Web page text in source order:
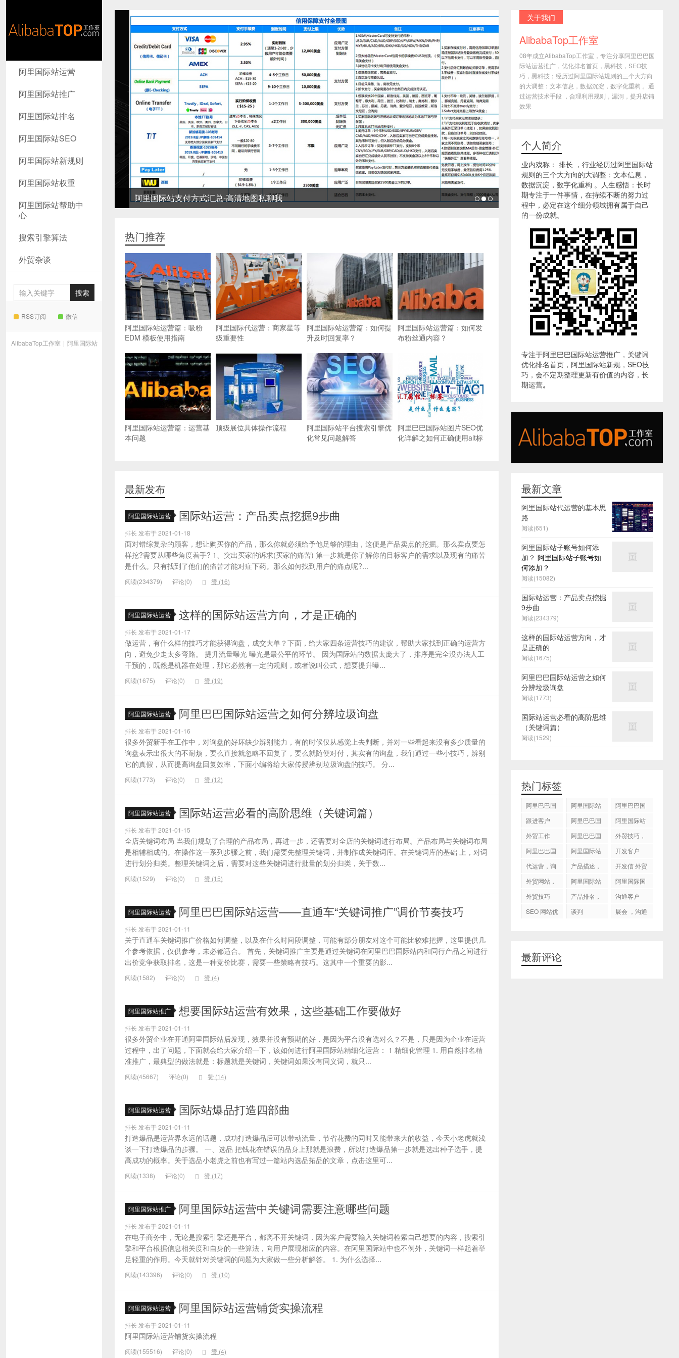
AlibabaTop
工作室
阿里国际站运营
阿里国际站推广
阿里国际站排名
阿里国际站SEO
阿里国际站新规则
阿里国际站权重
阿里国际站帮助中
心
搜索引擎算法
外贸杂谈
RSS订阅 微信
AlibabaTop工作室 | 阿里国际站
阿里国际站支付方式汇总-高清地图私聊我
热门推荐
阿里国际站运营篇：吸粉
EDM 模板使用指南
阿里国际代运营：商家星等
级重要性
阿里国际站运营篇：如何提
升及时回复率？
阿里国际站运营篇：如何发
布粉丝通内容？
阿里国际站运营篇：运营基
本问题
顶级展位具体操作流程
阿里国际站平台搜索引擎优
化常见问题解答
阿里巴巴国际站图片SEO优
化详解之如何正确使用alt标
最新发布
阿里国际站运营 国际站运营：产品卖点挖掘9步曲
排长 发布于 2021-01-18
面对错综复杂的顾客，想让购买你的产品，那么你就必须给予他足够的理由，这便是产品卖点的挖掘。那么卖点要怎
样挖?需要从哪些角度着手? 1、突出买家的诉求(买家的痛苦) 第一步就是你了解你的目标客户的需求以及现有的痛苦
是什么。只有找到了他们的痛苦才能对症下药。那么如何找到用户的痛点呢?...
阅读(234379) 评论(0) 赞 (16)
阿里国际站运营 这样的国际站运营方向，才是正确的
排长 发布于 2021-01-17
做运营，有什么样的技巧才能获得询盘，成交大单？下面，给大家四条运营技巧的建议，帮助大家找到正确的运营方
向，避免少走太多弯路。 提升流量曝光 曝光是最公平的环节。 因为国际站的数据太庞大了，排序是完全没办法人工
干预的，既然是机器在处理，那它必然有一定的规则，或者说叫公式，想要提升曝...
阅读(1675) 评论(0) 赞 (19)
阿里国际站运营 阿里巴巴国际站运营之如何分辨垃圾询盘
排长 发布于 2021-01-16
很多外贸新手在工作中，对询盘的好坏缺少辨别能力，有的时候仅从感觉上去判断，并对一些看起来没有多少质量的
询盘表示出很大的不耐烦，要么直接就忽略不回复了，要么就随便对付，其实有的询盘，我们通过一些小技巧，辨别
它的真假，从而提高询盘回复效率，下面小编将给大家传授辨别垃圾询盘的技巧。 分...
阅读(1773) 评论(0) 赞 (12)
阿里国际站运营 国际站运营必看的高阶思维（关键词篇）
排长 发布于 2021-01-15
全店关键词布局 当我们规划了合理的产品布局，再进一步，还需要对全店的关键词进行布局。产品布局与关键词布局
是相辅相成的。在操作这一系列步骤之前，我们需要先整理关键词，并制作成关键词库。在关键词库的基础 上，对词
进行划分归类。整理关键词之后，需要对这些关键词进行批量的划分归类，关于数...
阅读(1529) 评论(0) 赞 (15)
阿里国际站运营 阿里巴巴国际站运营——直通车“关键词推广”调价节奏技巧
排长 发布于 2021-01-11
关于直通车关键词推广价格如何调整，以及在什么时间段调整，可能有部分朋友对这个可能比较难把握，这里提供几
个参考依据，仅供参考，未必都适合。 首先，关键词推广主要是通过关键词在阿里巴巴国际站内和同行产品之间进行
出价竞争获取排名，这是一种竞价比赛，需要一些策略有技巧。这其中一个重要的影...
阅读(1582) 评论(0) 赞 (4)
阿里国际站推广 想要国际站运营有效果，这些基础工作要做好
排长 发布于 2021-01-11
很多外贸企业在开通阿里国际站后发现，效果并没有预期的好，是因为平台没有选对么？不是，只是因为企业在运营
过程中，出了问题，下面就会给大家介绍一下，该如何进行阿里国际站精细化运营： 1 精细化管理 1. 用自然排名精
准推广，最典型的做法就是：标题就是关键词，关键词如果没有同义词，就只...
阅读(45667) 评论(0) 赞 (14)
阿里国际站运营 国际站爆品打造四部曲
排长 发布于 2021-01-11
打造爆品是运营界永远的话题，成功打造爆品后可以带动流量，节省花费的同时又能带来大的收益，今天小老虎就浅
谈一下打造爆品的步骤。 一、选品 把钱花在错误的品身上那就是浪费，所以打造爆品第一步就是选出种子选手，提
高成功的概率。关于选品小老虎之前也有写过一篇站内选品拓品的文章，点击这里可...
阅读(1338) 评论(0) 赞 (17)
阿里国际站推广 阿里国际站运营中关键词需要注意哪些问题
排长 发布于 2021-01-11
在电子商务中，无论是搜索引擎还是平台，都离不开关键词，因为客户需要输入关键词检索自己想要的内容，搜索引
擎和平台根据信息相关度和自身的一些算法，向用户展现相应的内容。在阿里国际站中也不例外，关键词一样起着举
足轻重的作用。今天就针对关键词的问题为大家做一些分析解答。 1. 为什么选择...
阅读(143396) 评论(0) 赞 (10)
阿里国际站运营 阿里国际站运营铺货实操流程
排长 发布于 2021-01-11
阿里国际站运营铺货实操流程
阅读(155516) 评论(0) 赞 (4)
关于我们
AlibabaTop工作室
08年成立AlibabaTop工作室，专注分享阿里巴巴国
际站运营推广，优化排名首页，黑科技，SEO技
巧，黑科技；经历过阿里国际站规则的三个大方向
的大调整：文本信息，数据沉淀，数字化重构 。通
过运营技术手段 ，合理利用规则，漏洞，提升店铺
效果
个人简介
业内戏称： 排长 ，行业经历过阿里国际站
规则的三个大方向的大调整：文本信息，
数据沉淀，数字化重构 。人生感悟：长时
期专注于一件事情，在持续不断的努力过
程中，必定在这个细分领域拥有属于自己
的一份成就。
专注于阿里巴巴国际站运营推广，关键词
优化排名首页，阿里国际站新规，SEO技
巧，会不定期整理更新有价值的内容，长
期运营。
最新文章
阿里国际站代运营的基本思
路
阅读(651)
阿里国际站子账号如何添
加？ 阿里国际站子账号如
何添加？
阅读(15082)
国际站运营：产品卖点挖掘
9步曲
阅读(234379)
这样的国际站运营方向，才
是正确的
阅读(1675)
阿里巴巴国际站运营之如何
分辨垃圾询盘
阅读(1773)
国际站运营必看的高阶思维
（关键词篇）
阅读(1529)
热门标签
阿里巴巴国
阿里国际站
国际站托管
服务，阿里
服务
阿里巴巴国
跟进客户
阿里巴巴国
阿里国际站
外贸工作
阿里巴巴国
作
外贸技巧，
阿里巴巴国
化
阿里国际站
开发客户
代运营，询
产品描述，
开发信 外贸
外贸网站，
阿里国际站
阿里国际国
外贸技巧
产品排名，
沟通客户
SEO 网站优
谈判
展会 ，沟通
最新评论